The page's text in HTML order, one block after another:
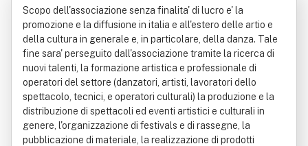
Scopo dell'associazione senza finalita' di lucro e' la
promozione e la diffusione in italia e all'estero delle artio e
della cultura in generale e, in particolare, della danza. Tale
fine sara' perseguito dall'associazione tramite la ricerca di
nuovi talenti, la formazione artistica e professionale di
operatori del settore (danzatori, artisti, lavoratori dello
spettacolo, tecnici, e operatori culturali) la produzione e la
distribuzione di spettacoli ed eventi artistici e culturali in
genere, l'organizzazione di festivals e di rassegne, la
pubblicazione di materiale, la realizzazione di prodotti